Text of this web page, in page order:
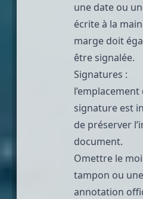
une date ou
écrite à la
marge doit
être signalée.
Signatures :
signature est
de préserver
document.
Omettre le
tampon ou une
annotation